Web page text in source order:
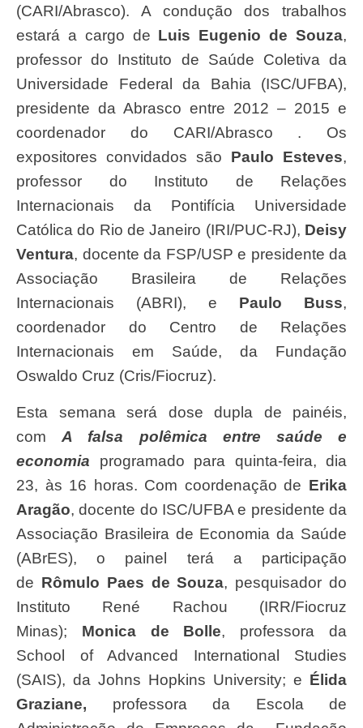
(CARI/Abrasco). A condução dos trabalhos
estará a cargo de Luis Eugenio de Souza,
professor do Instituto de Saúde Coletiva da
Universidade Federal da Bahia (ISC/UFBA),
presidente da Abrasco entre 2012 – 2015 e
coordenador do CARI/Abrasco . Os
expositores convidados são Paulo Esteves,
professor do Instituto de Relações
Internacionais da Pontifícia Universidade
Católica do Rio de Janeiro (IRI/PUC-RJ), Deisy
Ventura, docente da FSP/USP e presidente da
Associação Brasileira de Relações
Internacionais (ABRI), e Paulo Buss,
coordenador do Centro de Relações
Internacionais em Saúde, da Fundação
Oswaldo Cruz (Cris/Fiocruz).
Esta semana será dose dupla de painéis,
comA falsa polêmica entre saúde e
economia programado para quinta-feira, dia
23, às 16 horas. Com coordenação de Erika
Aragão, docente do ISC/UFBA e presidente da
Associação Brasileira de Economia da Saúde
(ABrES), o painel terá a participação
de Rômulo Paes de Souza, pesquisador do
Instituto René Rachou (IRR/Fiocruz
Minas); Monica de Bolle, professora da
School of Advanced International Studies
(SAIS), da Johns Hopkins University; e Élida
Graziane, professora da Escola de